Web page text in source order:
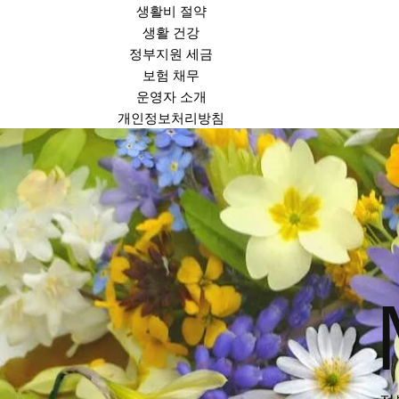
생활비 절약
생활 건강
정부지원 세금
보험 채무
운영자 소개
개인정보처리방침